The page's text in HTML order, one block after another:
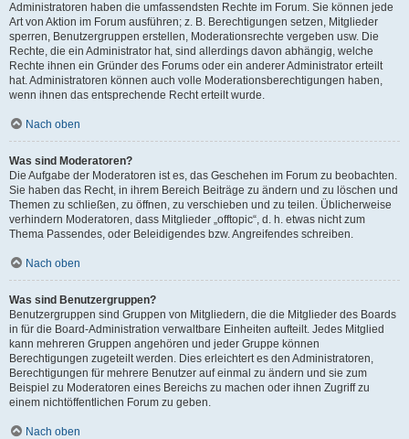
Administratoren haben die umfassendsten Rechte im Forum. Sie können jede
Art von Aktion im Forum ausführen; z. B. Berechtigungen setzen, Mitglieder
sperren, Benutzergruppen erstellen, Moderationsrechte vergeben usw. Die
Rechte, die ein Administrator hat, sind allerdings davon abhängig, welche
Rechte ihnen ein Gründer des Forums oder ein anderer Administrator erteilt
hat. Administratoren können auch volle Moderationsberechtigungen haben,
wenn ihnen das entsprechende Recht erteilt wurde.
Nach oben
Was sind Moderatoren?
Die Aufgabe der Moderatoren ist es, das Geschehen im Forum zu beobachten.
Sie haben das Recht, in ihrem Bereich Beiträge zu ändern und zu löschen und
Themen zu schließen, zu öffnen, zu verschieben und zu teilen. Üblicherweise
verhindern Moderatoren, dass Mitglieder „offtopic“, d. h. etwas nicht zum
Thema Passendes, oder Beleidigendes bzw. Angreifendes schreiben.
Nach oben
Was sind Benutzergruppen?
Benutzergruppen sind Gruppen von Mitgliedern, die die Mitglieder des Boards
in für die Board-Administration verwaltbare Einheiten aufteilt. Jedes Mitglied
kann mehreren Gruppen angehören und jeder Gruppe können
Berechtigungen zugeteilt werden. Dies erleichtert es den Administratoren,
Berechtigungen für mehrere Benutzer auf einmal zu ändern und sie zum
Beispiel zu Moderatoren eines Bereichs zu machen oder ihnen Zugriff zu
einem nichtöffentlichen Forum zu geben.
Nach oben